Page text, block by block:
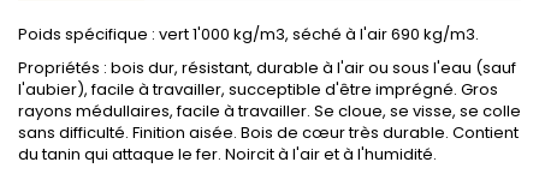
Poids spécifique : vert 1'000 kg/m3, séché à l'air 690 kg/m3.
Propriétés : bois dur, résistant, durable à l'air ou sous l'eau (sauf
l'aubier), facile à travailler, succeptible d'être imprégné. Gros
rayons médullaires, facile à travailler. Se cloue, se visse, se colle
sans difficulté. Finition aisée. Bois de cœur très durable. Contient
du tanin qui attaque le fer. Noircit à l'air et à l'humidité.